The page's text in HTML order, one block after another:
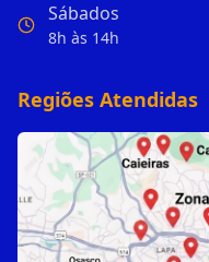
Sábados
8h às 14h
Regiões Atendidas